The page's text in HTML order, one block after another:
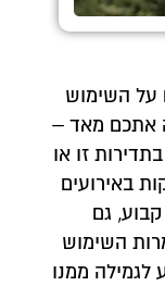
על השימוש
אתכם מאד –
זו או
באירועים
גם
השימוש
לגמילה ממנו